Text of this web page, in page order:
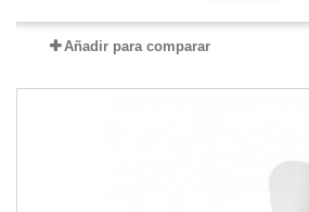
Añadir para comparar